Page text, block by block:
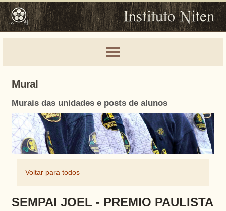
Mural
Murais das unidades e posts de alunos
Voltar para todos
SEMPAI JOEL - PREMIO PAULISTA